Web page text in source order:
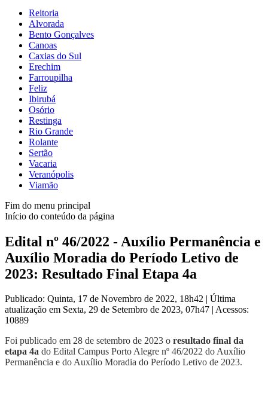
Reitoria
Alvorada
Bento Gonçalves
Canoas
Caxias do Sul
Erechim
Farroupilha
Feliz
Ibirubá
Osório
Restinga
Rio Grande
Rolante
Sertão
Vacaria
Veranópolis
Viamão
Fim do menu principal
Início do conteúdo da página
Edital nº 46/2022 - Auxílio Permanência e
Auxílio Moradia do Período Letivo de
2023: Resultado Final Etapa 4a
Publicado: Quinta, 17 de Novembro de 2022, 18h42 | Última
atualização em Sexta, 29 de Setembro de 2023, 07h47 | Acessos:
10889
Foi publicado em 28 de setembro de 2023 o resultado final da
etapa 4a do Edital Campus Porto Alegre nº 46/2022 do Auxílio
Permanência e do Auxílio Moradia do Período Letivo de 2023.